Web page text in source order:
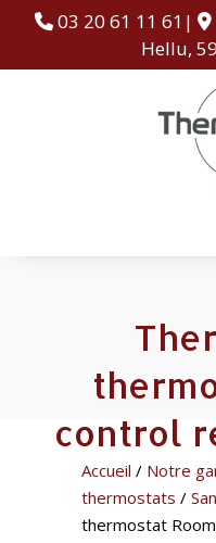
03 20 61 11 61|
Hellu,
control
Accueil / Notre
thermostats /
thermostat